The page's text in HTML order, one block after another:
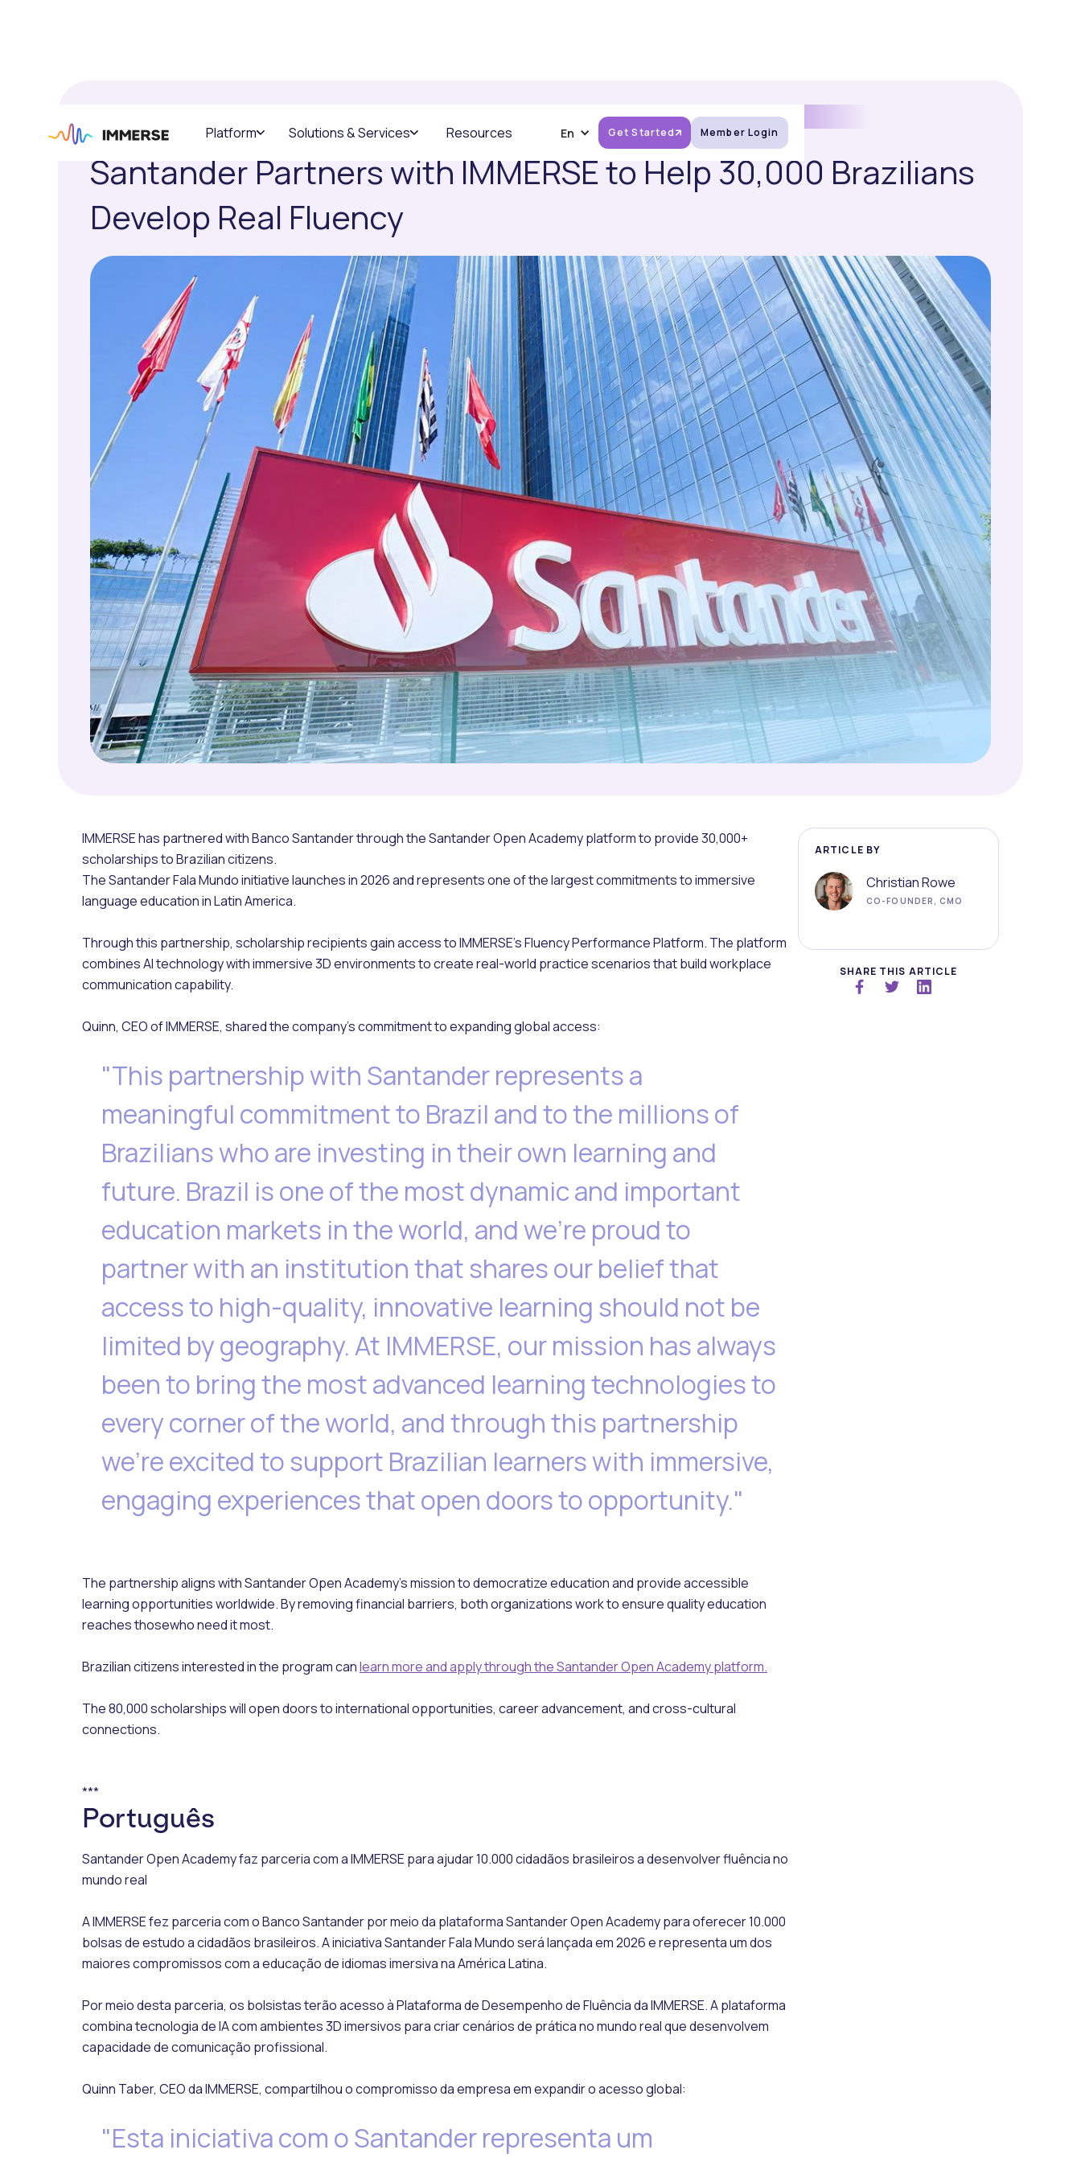
Platform Solutions & Services Resources En Get Started Member Login
CASE STUDIES FEBRUARY 2, 2026
Santander Partners with IMMERSE to Help 30,000 Brazilians
Develop Real Fluency
IMMERSE has partnered with Banco Santander through the Santander Open Academy platform to provide 30,000+
scholarships to Brazilian citizens.
The Santander Fala Mundo initiative launches in 2026 and represents one of the largest commitments to immersive
language education in Latin America.
Through this partnership, scholarship recipients gain access to IMMERSE's Fluency Performance Platform. The platform
combines AI technology with immersive 3D environments to create real-world practice scenarios that build workplace
communication capability.
Quinn, CEO of IMMERSE, shared the company's commitment to expanding global access:
"This partnership with Santander represents a
meaningful commitment to Brazil and to the millions of
Brazilians who are investing in their own learning and
future. Brazil is one of the most dynamic and important
education markets in the world, and we're proud to
partner with an institution that shares our belief that
access to high-quality, innovative learning should not be
limited by geography. At IMMERSE, our mission has always
been to bring the most advanced learning technologies to
every corner of the world, and through this partnership
we're excited to support Brazilian learners with immersive,
engaging experiences that open doors to opportunity."
The partnership aligns with Santander Open Academy's mission to democratize education and provide accessible
learning opportunities worldwide. By removing financial barriers, both organizations work to ensure quality education
reaches thosewho need it most.
Brazilian citizens interested in the program canlearn more and apply through the Santander Open Academy platform.
The 80,000 scholarships will open doors to international opportunities, career advancement, and cross-cultural
connections.
***
Português
Santander Open Academy faz parceria com a IMMERSE para ajudar 10.000 cidadãos brasileiros a desenvolver fluência no
mundo real
A IMMERSE fez parceria com o Banco Santander por meio da plataforma Santander Open Academy para oferecer 10.000
bolsas de estudo a cidadãos brasileiros. A iniciativa Santander Fala Mundo será lançada em 2026 e representa um dos
maiores compromissos com a educação de idiomas imersiva na América Latina.
Por meio desta parceria, os bolsistas terão acesso à Plataforma de Desempenho de Fluência da IMMERSE. A plataforma
combina tecnologia de IA com ambientes 3D imersivos para criar cenários de prática no mundo real que desenvolvem
capacidade de comunicação profissional.
Quinn Taber, CEO da IMMERSE, compartilhou o compromisso da empresa em expandir o acesso global:
"Esta iniciativa com o Santander representa um
ARTICLE BY
Christian Rowe
CO-FOUNDER, CMO
SHARE THIS ARTICLE